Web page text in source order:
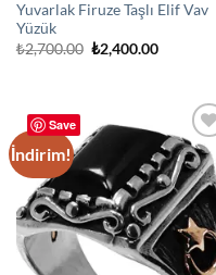
Yuvarlak Firuze Taşlı Elif Vav
Yüzük
₺2,700.00 Orijinal
fiyat:
₺2,400.00Şu
Save
İndirim!
Add to
wishlist